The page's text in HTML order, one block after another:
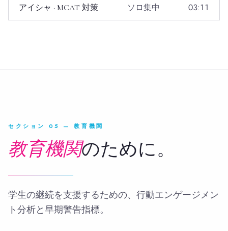
アイシャ · MCAT 対策 ソロ集中 03:11
セクション 05 — 教育機関
教育機関のために。
学生の継続を支援するための、行動エンゲージメン
ト分析と早期警告指標。